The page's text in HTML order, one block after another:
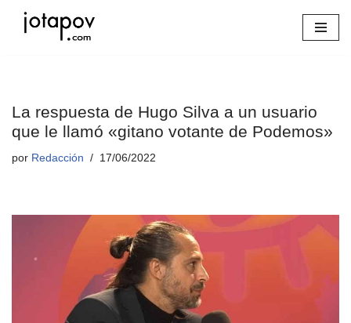
La respuesta de Hugo Silva a un usuario
que le llamó «gitano votante de Podemos»
por Redacción 17/06/2022